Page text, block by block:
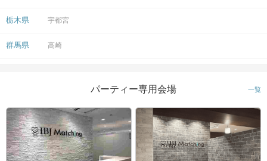
栃木県 宇都宮
群馬県 高崎
パーティー専用会場 一覧